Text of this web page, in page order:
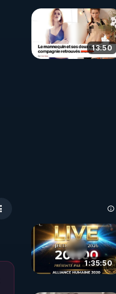
13:50
1:35:50